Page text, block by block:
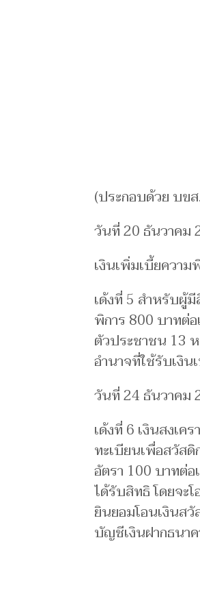
(ประกอบด้วย บข
วันที่ 20 ธันวาคม
เงินเพิ่มเบี้ยควา
เด้งที่ 5 สำหรับผู้
พิการ 800 บาทต่
ตัวประชาชน 13
อำนาจที่ใช้รับเงิ
วันที่ 24 ธันวาคม
เด้งที่ 6 เงินสงเค
ทะเบียนเพื่อสวัสดิ
อัตรา 100 บาทต่อ
ได้รับสิทธิ โดยจะ
ยินยอมโอนเงินส
บัญชีเงินฝากธนา